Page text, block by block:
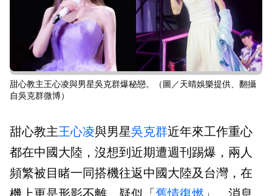
甜心教主王心凌與男星吳克群爆秘戀。（圖／天晴娛樂提供、翻攝
自吳克群微博）
甜心教主王心凌與男星吳克群近年來工作重心
都在中國大陸，沒想到近期遭週刊踢爆，兩人
頻繁被目睹一同搭機往返中國大陸及台灣，在